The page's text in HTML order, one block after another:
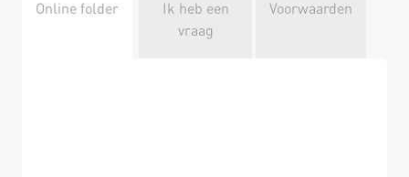
Online folder
Ik heb een
vraag
Voorwaarden